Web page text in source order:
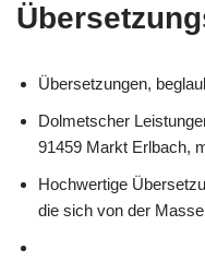
Übersetzungen,
Dolmetscher
91459 Markt Erlbach,
Hochwertige
die sich von der